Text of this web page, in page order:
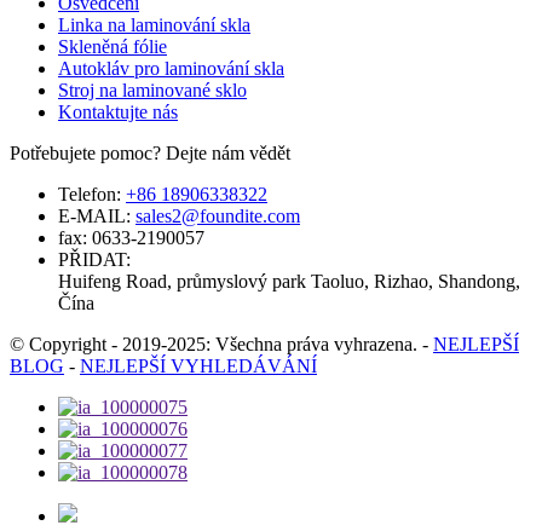
Linka na laminování skla
Skleněná fólie
Autokláv pro laminování skla
Stroj na laminované sklo
Kontaktujte nás
Potřebujete pomoc? Dejte nám vědět
Telefon: +86 18906338322
E-MAIL: sales2@foundite.com
fax: 0633-2190057
PŘIDAT:
Huifeng Road, průmyslový park Taoluo, Rizhao, Shandong,
Čína
© Copyright - 2019-2025: Všechna práva vyhrazena. - NEJLEPŠÍ
BLOG - NEJLEPŠÍ VYHLEDÁVÁNÍ